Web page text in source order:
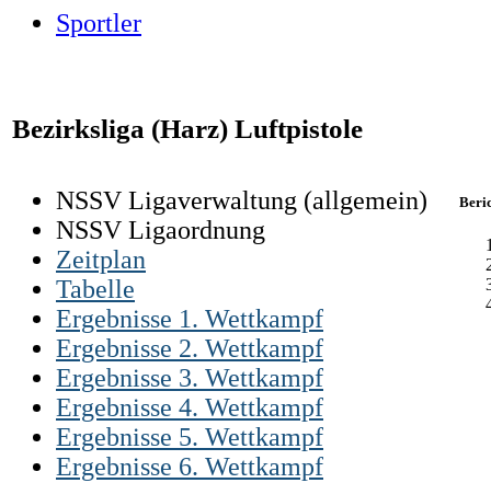
Sportler
Bezirksliga (Harz) Luftpistole
NSSV Ligaverwaltung (allgemein)
NSSV Ligaordnung
Zeitplan
Tabelle
Ergebnisse 1. Wettkampf
Ergebnisse 2. Wettkampf
Ergebnisse 3. Wettkampf
Ergebnisse 4. Wettkampf
Ergebnisse 5. Wettkampf
Ergebnisse 6. Wettkampf